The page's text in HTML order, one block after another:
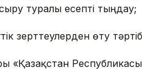
туралы есепті тыңдау;
зерттеулерден өту
«Қазақстан